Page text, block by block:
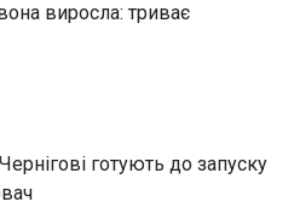
виросла: триває
готують до запуску